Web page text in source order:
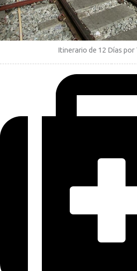
Itinerario de 12 Días por